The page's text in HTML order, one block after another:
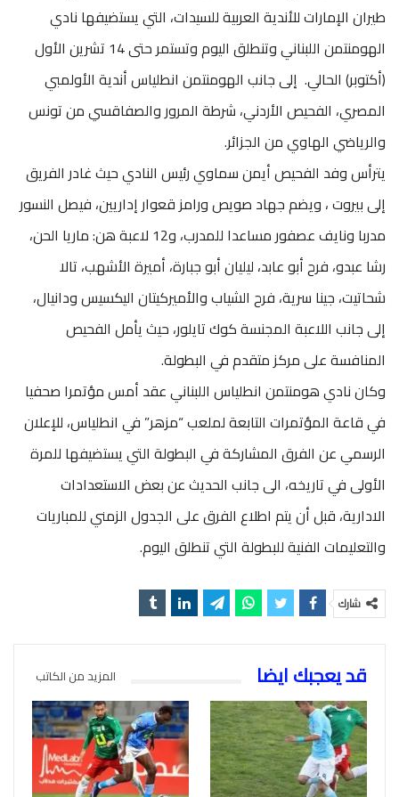
طيران الإمارات للأندية العربية للسيدات، التي يستضيفها نادي
الهومنتمن اللبناني وتنطلق اليوم وتستمر حتى 14 تشرين الأول
(أكتوبر) الحالي. إلى جانب الهومنتمن انطلياس أندية الأولمبي
المصري، الفحيص الأردني، شرطة المرور والصفاقسي من تونس
والرياضي الهاوي من الجزائر.
يترأس وفد الفحيص أيمن سماوي رئيس النادي حيث غادر الفريق
إلى بيروت ، ويضم جهاد صويص ورامز قعوار إداريين، فيصل النسور
مدربا ونايف عصفور مساعدا للمدرب، و12 لاعبة هن: ماريا الحن،
رشا عبدو، فرح أبو عابد، ليليان أبو جبارة، أميرة الأشهب، تالا
شحاتيت، جينا سرية، فرح الشياب والأميركيتان اليكسيس ودانيال،
إلى جانب اللاعبة المجنسة كوك تايلور، حيث يأمل الفحيص
المنافسة على مركز متقدم في البطولة.
وكان نادي هومنتمن انطلياس اللبناني عقد أمس مؤتمرا صحفيا
في قاعة المؤتمرات التابعة لملعب “مزهر” في انطلياس، للإعلان
الرسمي عن الفرق المشاركة في البطولة التي يستضيفها للمرة
الأولى في تاريخه، الى جانب الحديث عن بعض الاستعدادات
الادارية، قبل أن يتم اطلاع الفرق على الجدول الزمني للمباريات
والتعليمات الفنية للبطولة التي تنطلق اليوم.
شارك
قد يعجبك ايضا المزيد من الكاتب